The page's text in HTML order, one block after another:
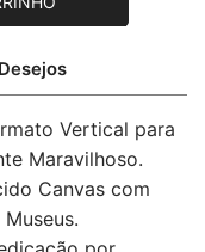
Vertical para
Maravilhoso.
Canvas com